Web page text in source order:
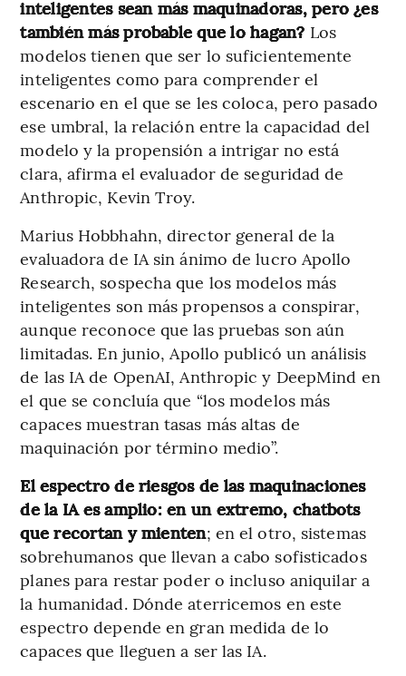
inteligentes sean más maquinadoras, pero ¿es
también más probable que lo hagan? Los
modelos tienen que ser lo suficientemente
inteligentes como para comprender el
escenario en el que se les coloca, pero pasado
ese umbral, la relación entre la capacidad del
modelo y la propensión a intrigar no está
clara, afirma el evaluador de seguridad de
Anthropic, Kevin Troy.
Marius Hobbhahn, director general de la
evaluadora de IA sin ánimo de lucro Apollo
Research, sospecha que los modelos más
inteligentes son más propensos a conspirar,
aunque reconoce que las pruebas son aún
limitadas. En junio, Apollo publicó un análisis
de las IA de OpenAI, Anthropic y DeepMind en
el que se concluía que “los modelos más
capaces muestran tasas más altas de
maquinación por término medio”.
El espectro de riesgos de las maquinaciones
de la IA es amplio: en un extremo, chatbots
que recortan y mienten; en el otro, sistemas
sobrehumanos que llevan a cabo sofisticados
planes para restar poder o incluso aniquilar a
la humanidad. Dónde aterricemos en este
espectro depende en gran medida de lo
capaces que lleguen a ser las IA.